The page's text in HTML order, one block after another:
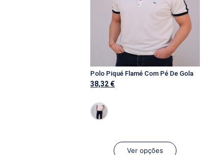
Polo Piqué Flamé Com Pé De Gola
38,32 €
Ver opções